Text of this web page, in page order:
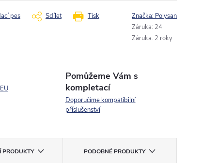
Tisk
pes Sdílet Značka: Polysan
Záruka: 24
Záruka: 2 roky
Pomůžeme Vám s
kompletací
Doporučíme kompatibilní
příslušenství
PRODUKTY PODOBNÉ PRODUKTY